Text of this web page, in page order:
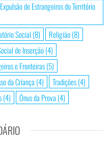
de Estrangeiros do Território
Social (8) Religião(8)
de Inserção(4)
e Fronteiras(5)
da Criança (4) Tradições(4)
(4) Ónus da Prova (4)